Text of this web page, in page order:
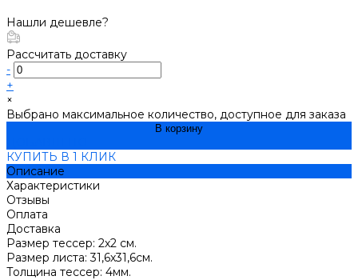
Нашли дешевле?
Рассчитать доставку
-
+
×
Выбрано максимальное количество, доступное для заказа
В корзину
КУПИТЬ В 1 КЛИК
Описание
Характеристики
Отзывы
Оплата
Доставка
Размер тессер: 2х2 см.
Размер листа: 31,6х31,6см.
Толщина тессер: 4мм.